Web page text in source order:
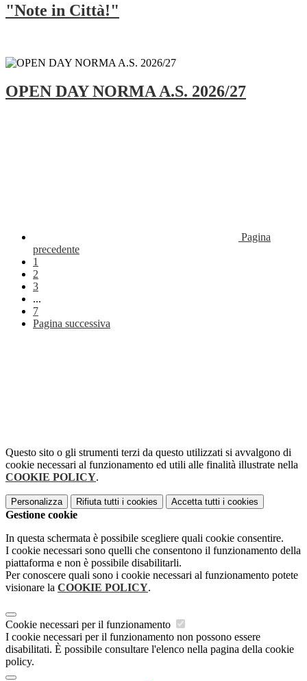
"Note in Città!"
OPEN DAY NORMA A.S. 2026/27
Pagina
precedente
1
2
3
...
7
Pagina successiva
Questo sito o gli strumenti terzi da questo utilizzati si avvalgono di
cookie necessari al funzionamento ed utili alle finalità illustrate nella
COOKIE POLICY.
Personalizza Rifiuta tutti i cookies Accetta tutti i cookies
Gestione cookie
In questa schermata è possibile scegliere quali cookie consentire.
I cookie necessari sono quelli che consentono il funzionamento della
piattaforma e non è possibile disabilitarli.
Per conoscere quali sono i cookie necessari al funzionamento potete
visionare la COOKIE POLICY.
Cookie necessari per il funzionamento
I cookie necessari per il funzionamento non possono essere
disabilitati. È possibile consultare l'elenco nella pagina della cookie
policy.